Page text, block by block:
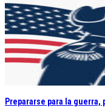
Prepararse para la